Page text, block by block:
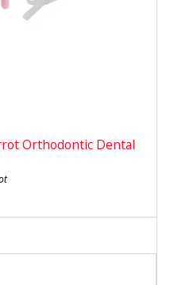
Orthodontic Dental